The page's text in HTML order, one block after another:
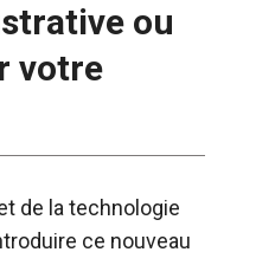
ou
votre
de la technologie
ce nouveau